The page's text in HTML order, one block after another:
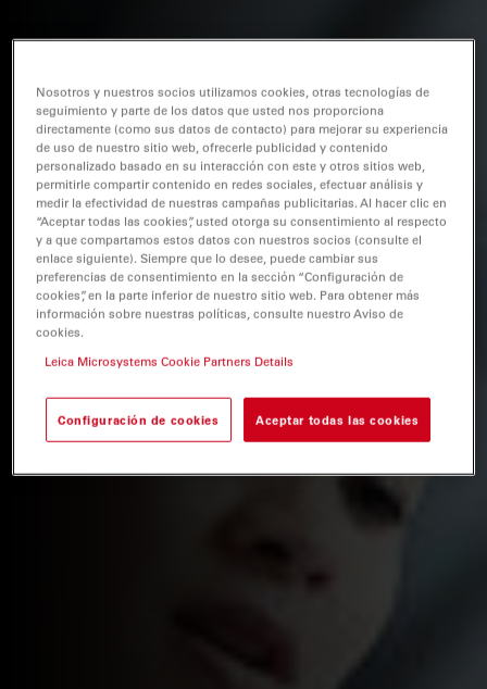
Nosotros y nuestros socios utilizamos cookies, otras tecnologías de
seguimiento y parte de los datos que usted nos proporciona
directamente (como sus datos de contacto) para mejorar su experiencia
de uso de nuestro sitio web, ofrecerle publicidad y contenido
personalizado basado en su interacción con este y otros sitios web,
permitirle compartir contenido en redes sociales, efectuar análisis y
medir la efectividad de nuestras campañas publicitarias. Al hacer clic en
“Aceptar todas las cookies”, usted otorga su consentimiento al respecto
y a que compartamos estos datos con nuestros socios (consulte el
enlace siguiente). Siempre que lo desee, puede cambiar sus
preferencias de consentimiento en la sección “Configuración de
cookies”, en la parte inferior de nuestro sitio web. Para obtener más
información sobre nuestras políticas, consulte nuestro Aviso de
cookies.
Leica Microsystems Cookie Partners Details
Configuración de cookies Aceptar todas las cookies